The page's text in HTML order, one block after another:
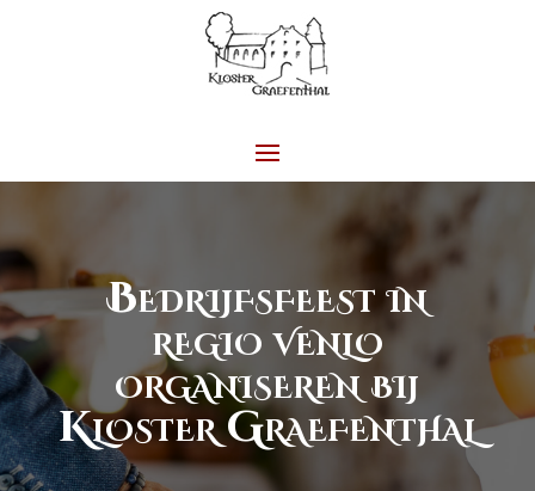
Bedrijfsfeest in
regio venlo
organiseren bij
Kloster Graefenthal